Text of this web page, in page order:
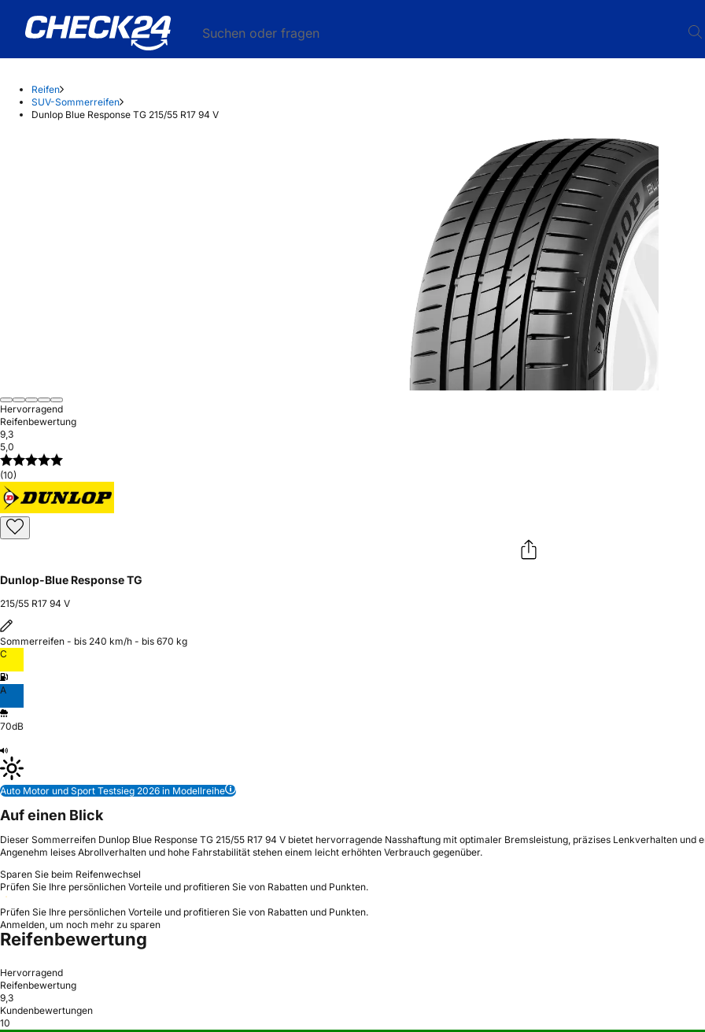
Suchen oder fragen
Reifen
SUV-Sommerreifen
Dunlop Blue Response TG 215/55 R17 94 V
Hervorragend
Reifenbewertung
9,3
5,0
(10)
Dunlop-Blue Response TG
215/55 R17 94 V
Sommerreifen - bis 240 km/h - bis 670 kg
C
A
70dB
Auto Motor und Sport Testsieg 2026 in Modellreihe
Auf einen Blick
Dieser Sommerreifen Dunlop Blue Response TG 215/55 R17 94 V bietet hervorragende Nasshaftung mit optimaler Bremsleistung, präzises Lenkverhalten
Angenehm leises Abrollverhalten und hohe Fahrstabilität stehen einem leicht erhöhten Verbrauch gegenüber.
Sparen Sie beim Reifenwechsel
Prüfen Sie Ihre persönlichen Vorteile und profitieren Sie von Rabatten und Punkten.
Prüfen Sie Ihre persönlichen Vorteile und profitieren Sie von Rabatten und Punkten.
Anmelden, um noch mehr zu sparen
Reifenbewertung
Hervorragend
Reifenbewertung
9,3
Kundenbewertungen
10